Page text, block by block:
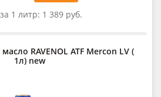
1 литр: 1 389 руб.
RAVENOL ATF Mercon LV (
1л) new